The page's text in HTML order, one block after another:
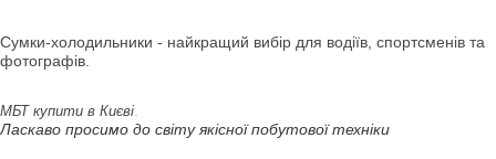
Сумки-холодильники - найкращий вибір для водіїв, спортсменів та
фотографів.
МБТ купити в Києві
Ласкаво просимо до світу якісної побутової техніки